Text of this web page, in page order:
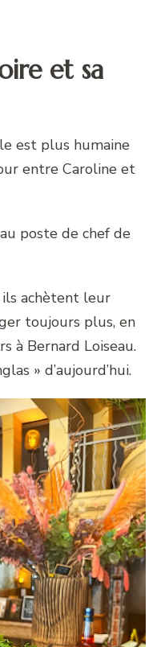
et sa
est plus humaine
entre Caroline et
poste de chef de
ils achètent leur
toujours plus, en
à Bernard Loiseau.
» d’aujourd’hui.